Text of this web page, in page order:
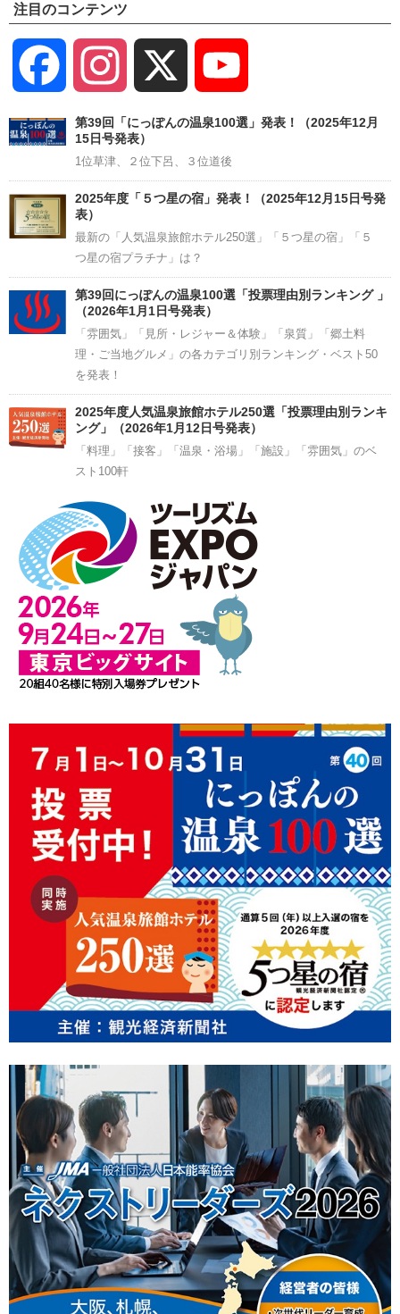
注目のコンテンツ
Facebook Instagram
Channel
第39回「にっぽんの温泉100選」発表！（2025年12月
15日号発表）
1位草津、２位下呂、３位道後
2025年度「５つ星の宿」発表！（2025年12月15日号発
表）
最新の「人気温泉旅館ホテル250選」「５つ星の宿」「５
つ星の宿プラチナ」は？
第39回にっぽんの温泉100選「投票理由別ランキング 」
（2026年1月1日号発表）
「雰囲気」「見所・レジャー＆体験」「泉質」「郷土料
理・ご当地グルメ」の各カテゴリ別ランキング・ベスト50
を発表！
2025年度人気温泉旅館ホテル250選「投票理由別ランキ
ング」（2026年1月12日号発表）
「料理」「接客」「温泉・浴場」「施設」「雰囲気」のベ
スト100軒